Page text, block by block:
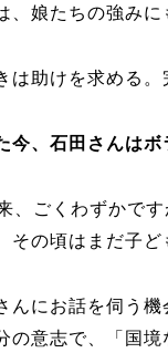
娘たちの強みに
は助けを求める
、石田さんはボ
、ごくわずかで
その頃はまだ子
んにお話を伺う
の意志で、「国